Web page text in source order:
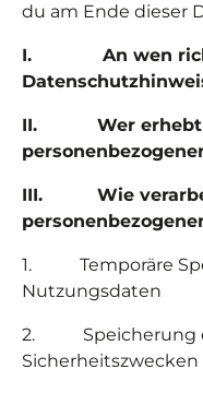
du am Ende dieser
I.
An wen
II.
Wer
III.
Wie
1.
Temporäre
Nutzungsdaten
2.
Speicherung
Sicherheitszwecken